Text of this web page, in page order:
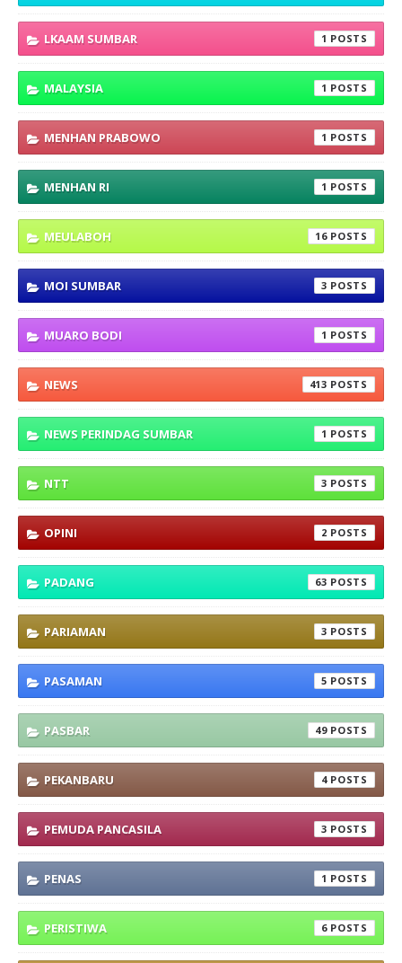
LKAAM SUMBAR 1
MALAYSIA 1
MENHAN PRABOWO 1
MENHAN RI 1
MEULABOH 16
MOI SUMBAR 3
MUARO BODI 1
NEWS 413
NEWS PERINDAG SUMBAR 1
NTT 3
OPINI 2
PADANG 63
PARIAMAN 3
PASAMAN 5
PASBAR 49
PEKANBARU 4
PEMUDA PANCASILA 3
PENAS 1
PERISTIWA 6